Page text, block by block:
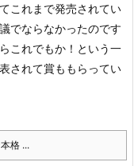
これまで発売されてい
でならなかったのです
これでもか！という一
されて賞ももらってい
格 ...